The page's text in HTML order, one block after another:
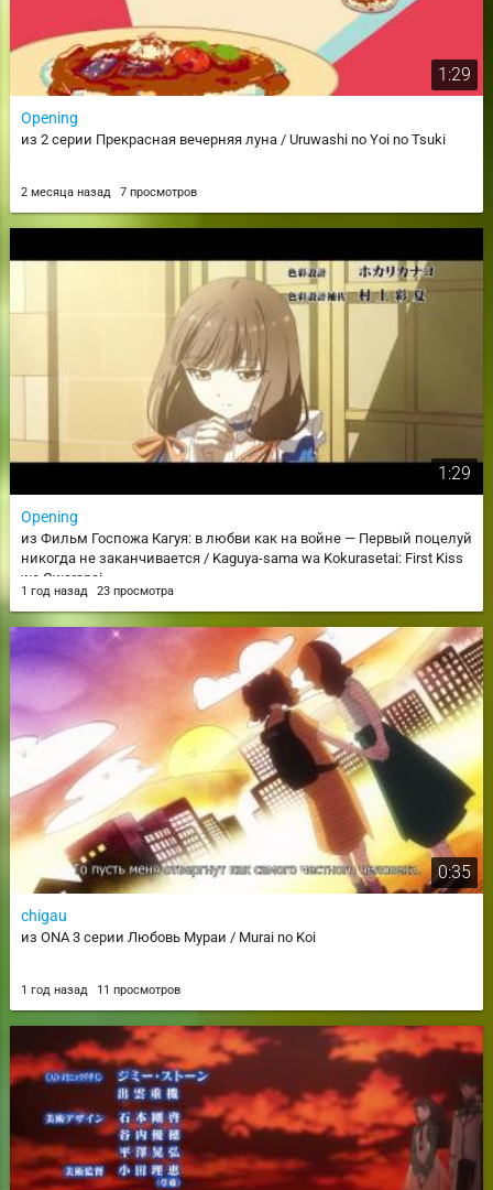
1:29
Opening
из 2 серии Прекрасная вечерняя луна / Uruwashi no Yoi no Tsuki
2 месяца назад 7 просмотров
1:29
Opening
из Фильм Госпожа Кагуя: в любви как на войне — Первый поцелуй
никогда не заканчивается / Kaguya-sama wa Kokurasetai: First Kiss
wa Owaranai
1 год назад 23 просмотра
0:35
chigau
из ONA 3 серии Любовь Мураи / Murai no Koi
1 год назад 11 просмотров